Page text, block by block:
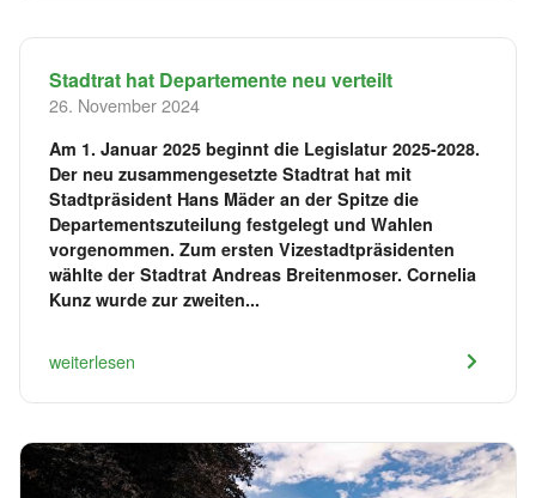
Stadtrat hat Departemente neu verteilt
26. November 2024
Am 1. Januar 2025 beginnt die Legislatur 2025-2028.
Der neu zusammengesetzte Stadtrat hat mit
Stadtpräsident Hans Mäder an der Spitze die
Departementszuteilung festgelegt und Wahlen
vorgenommen. Zum ersten Vizestadtpräsidenten
wählte der Stadtrat Andreas Breitenmoser. Cornelia
Kunz wurde zur zweiten...
weiterlesen